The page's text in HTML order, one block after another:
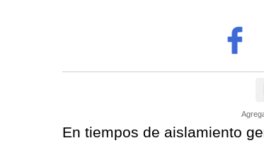
En tiempos de aislamiento